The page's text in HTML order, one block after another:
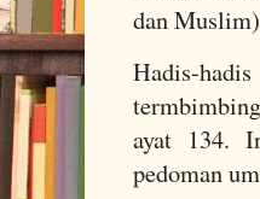
dan
Hadis-
ayat 134.
pedoman